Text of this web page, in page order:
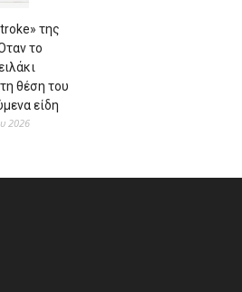
της
το
θέση του
είδη
2026